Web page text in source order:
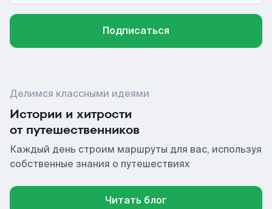
Подписаться
Делимся классными идеями
Истории и хитрости
от путешественников
Каждый день строим маршруты для вас, используя
собственные знания о путешествиях
Читать блог